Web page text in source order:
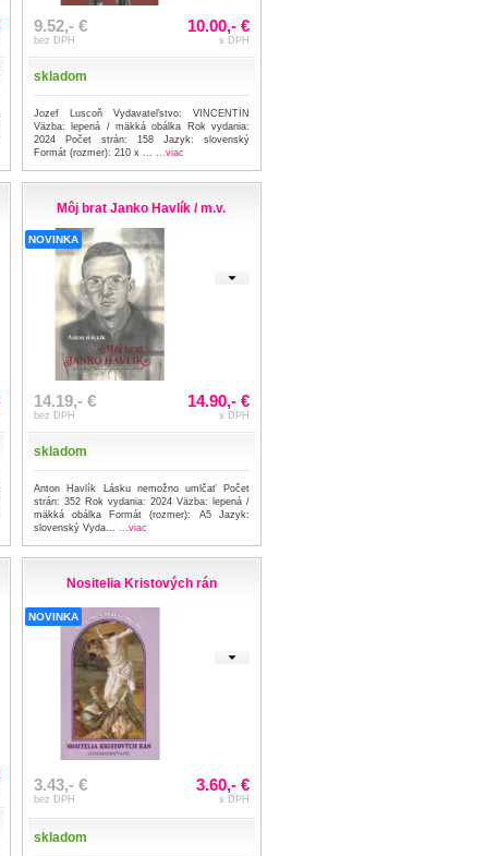
9.52,- €
bez DPH
10.00,- €
s DPH
skladom
Jozef Luscoň Vydavateľstvo: VINCENTÍN
Väzba: lepená / mäkká obálka Rok vydania:
2024 Počet strán: 158 Jazyk: slovenský
Formát (rozmer): 210 x ...
...viac
Môj brat Janko Havlík / m.v.
NOVINKA
14.19,- €
bez DPH
14.90,- €
s DPH
skladom
Anton Havlík Lásku nemožno umlčať Počet
strán: 352 Rok vydania: 2024 Väzba: lepená /
mäkká obálka Formát (rozmer): A5 Jazyk:
slovenský Vyda...
...viac
Nositelia Kristových rán
NOVINKA
3.43,- €
bez DPH
3.60,- €
s DPH
skladom